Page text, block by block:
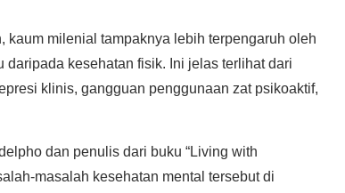
milenial tampaknya lebih terpengaruh oleh
kesehatan fisik. Ini jelas terlihat dari
klinis, gangguan penggunaan zat psikoaktif,
dan penulis dari buku “Living with
masalah kesehatan mental tersebut di